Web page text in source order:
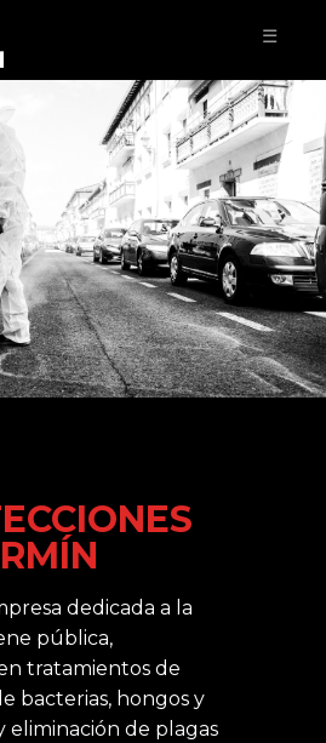
☰
dedicada a la
pública,
tratamientos de
bacterias, hongos y
eliminación de plagas